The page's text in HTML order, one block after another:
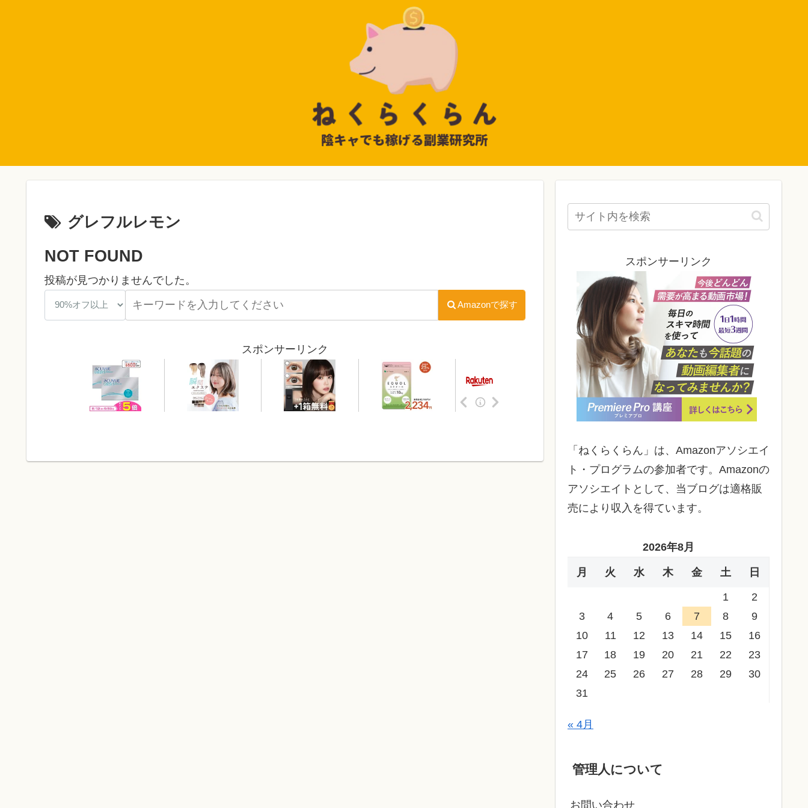
グレフルレモン
NOT FOUND
投稿が見つかりませんでした。
Amazonで探す
スポンサーリンク
スポンサーリンク
「ねくらくらん」は、Amazonアソシエイ
ト・プログラムの参加者です。Amazonの
アソシエイトとして、当ブログは適格販
売により収入を得ています。
2026年8月
月 火 水 木 金 土 日
1
2
3
4 5 6 7 8
9
10
11 12 13 14 15
16
17
18 19 20 21 22
23
24
25 26 27 28 29
30
31
« 4月
管理人について
お問い合わせ